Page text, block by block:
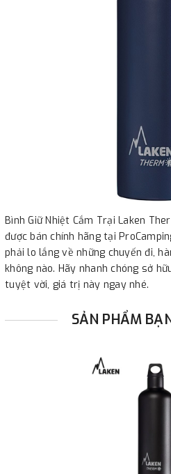
Bình Giữ Nhiệt Cắm Trại Laken
được bán chính hãng tại
phải lo lắng về những chuyến đi,
không nào. Hãy nhanh chóng sở
tuyệt vời, giá trị này ngay nhé.
SẢN PHẨM